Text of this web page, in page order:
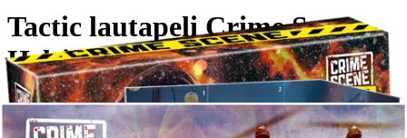
Tactic lautapeli Crime Scene
Helsinki 2012 EN
16,11 €